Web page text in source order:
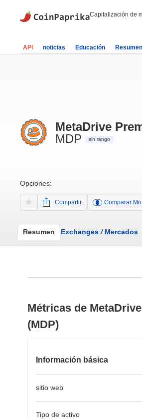
Capitalización de
API noticias Educación
MetaDrive
MDP
sin rango
Opciones:
Compartir Comparar
Resumen Exchanges /Mercados
Métricas de
(MDP)
Información básica
sitio web
Tipo de activo